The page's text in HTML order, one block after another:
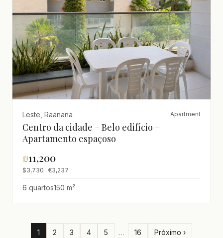
Leste, Raanana Apartment
Centro da cidade – Belo edifício –
Apartamento espaçoso
₪11,200
$3,730 · €3,237
6 quartos150 m²
1 2 3 4 5 … 16 Próximo ›